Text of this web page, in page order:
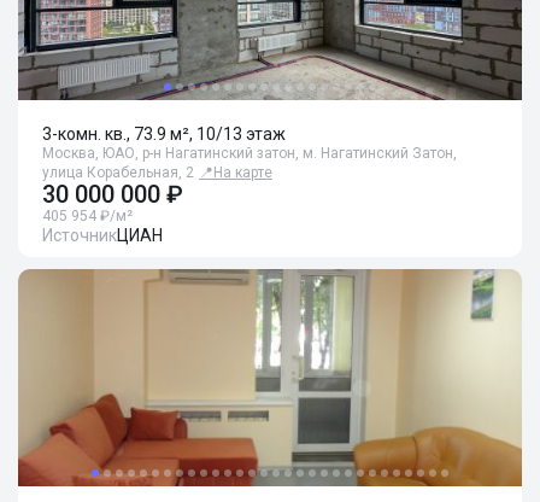
3-комн. кв., 73.9 м², 10/13 этаж
Москва, ЮАО, р-н Нагатинский затон, м. Нагатинский Затон,
улица Корабельная, 2 📍 На карте
30 000 000 ₽
405 954 ₽/м²
ИсточникЦИАН